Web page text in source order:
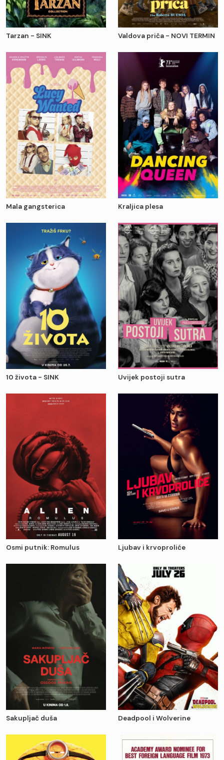
Tarzan - SINK Valdova priča - NOVI TERMIN
Mala gangsterica Kraljica plesa
10 života - SINK Uvijek postoji sutra
Osmi putnik: Romulus Ljubav i krvoproliće
Sakupljač duša Deadpool i Wolverine